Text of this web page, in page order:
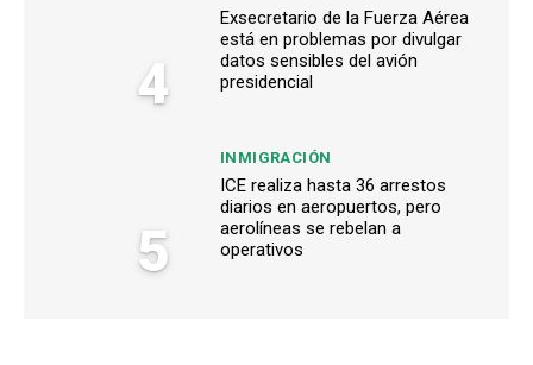
4
Exsecretario de la Fuerza Aérea
está en problemas por divulgar
datos sensibles del avión
presidencial
5
INMIGRACIÓN
ICE realiza hasta 36 arrestos
diarios en aeropuertos, pero
aerolíneas se rebelan a
operativos